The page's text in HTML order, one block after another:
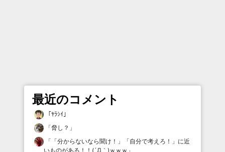
最近のコメント
「ﾔﾗｼｲ 」
「脅し？ 」
「 「分からないなら聞け！」「自分で考えろ！」に近
いものがある！！(´Д｀)ｗｗｗ 」